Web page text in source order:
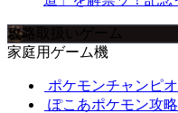
攻略取扱いゲーム
家庭用ゲーム機
ポケモンチャンピ
ぽこあポケモン攻略